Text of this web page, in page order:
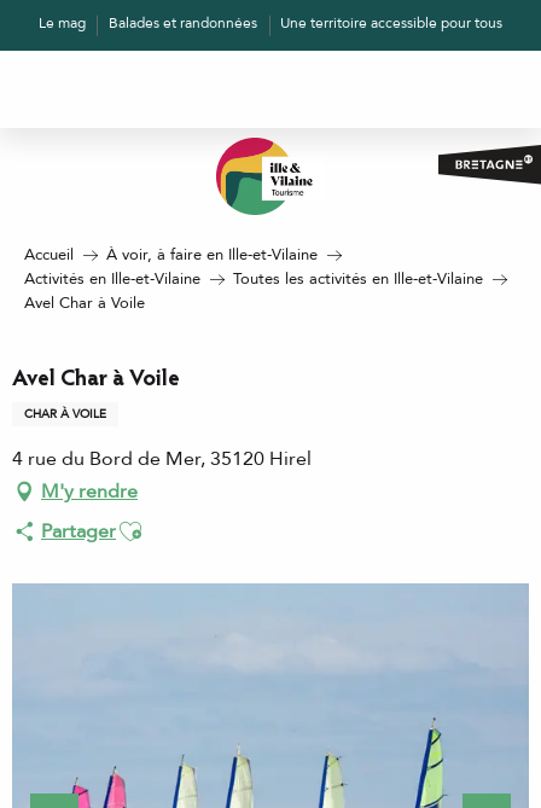
AllerLe mag Balades et randonnées Une territoire accessible pour tous
Accueil
À voir, à faire en Ille-et-Vilaine
Activités en Ille-et-Vilaine
Toutes les activités en Ille-et-Vilaine
Avel Char à Voile
Avel Char à Voile
CHAR À VOILE
4 rue du Bord de Mer, 35120 Hirel
M'y rendre
PartagerAjouter aux favoris